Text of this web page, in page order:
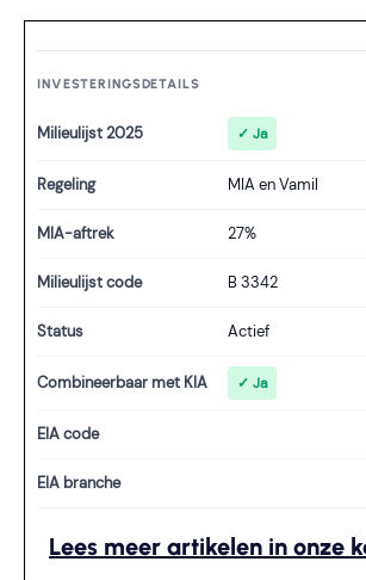
INVESTERINGSDETAILS
Milieulijst 2025 ✓ Ja
Regeling MIA en Vamil
MIA-aftrek 27%
Milieulijst code B 3342
Status Actief
Combineerbaar met KIA ✓ Ja
EIA code
EIA branche
Lees meer artikelen in onze